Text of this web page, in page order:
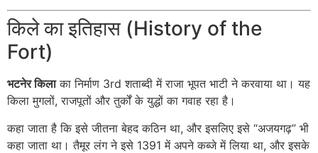
किले का इतिहास (History of the
Fort)
भटनेर किलाका निर्माण 3rd शताब्दी में राजा भूपत भाटी ने करवाया था। यह
किला मुगलों, राजपूतों और तुर्कों के युद्धों का गवाह रहा है।
कहा जाता है कि इसे जीतना बेहद कठिन था, और इसलिए इसे “अजयगढ़” भी
कहा जाता था। तैमूर लंग ने इसे 1391 में अपने कब्जे में लिया था, और इसके